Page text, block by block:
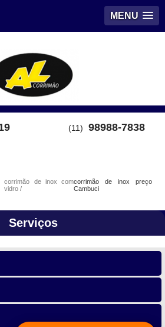
MENU
(11) 98988-7838
corrimão de inox com
vidro
corrimão de inox preço
Cambuci
Serviços